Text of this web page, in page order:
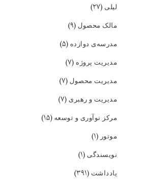
لیلی (۲۷)
مالک محصول (۹)
مدرسه‌ی دوازده (۵)
مدیریت پروژه (۷)
مدیریت محصول (۷)
مدیریت و رهبری (۷)
مرکز نوآوری و توسعه (۱۵)
موتور (۱)
نویسندگی (۱)
یادداشت (۳۹۱)